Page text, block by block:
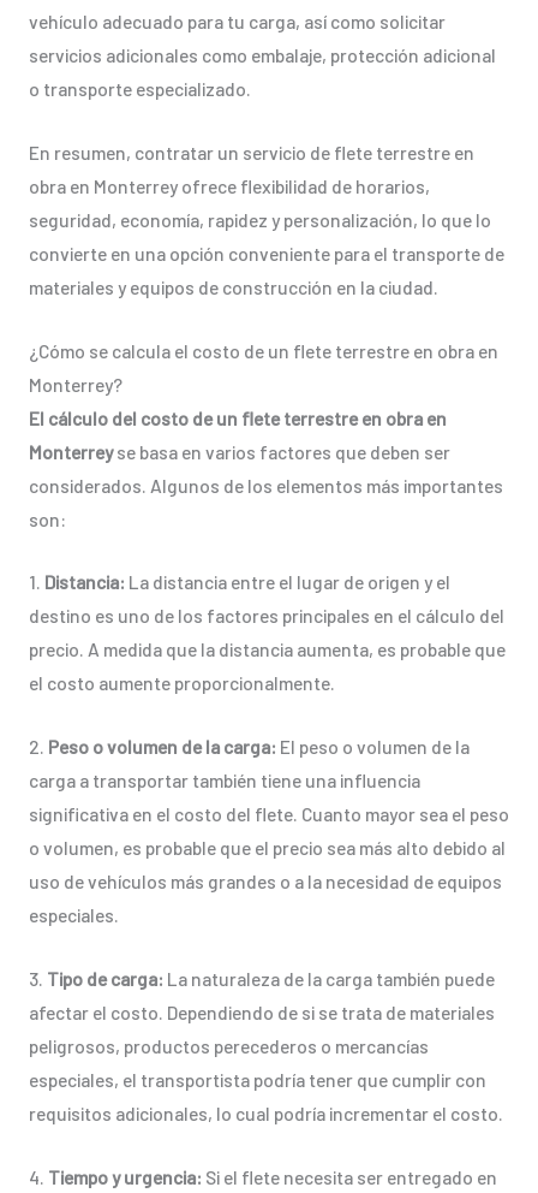
vehículo adecuado para tu carga, así como solicitar
servicios adicionales como embalaje, protección adicional
o transporte especializado.
En resumen, contratar un servicio de flete terrestre en
obra en Monterrey ofrece flexibilidad de horarios,
seguridad, economía, rapidez y personalización, lo que lo
convierte en una opción conveniente para el transporte de
materiales y equipos de construcción en la ciudad.
¿Cómo se calcula el costo de un flete terrestre en obra en
Monterrey?
El cálculo del costo de un flete terrestre en obra en
Monterreyse basa en varios factores que deben ser
considerados. Algunos de los elementos más importantes
son:
1. Distancia: La distancia entre el lugar de origen y el
destino es uno de los factores principales en el cálculo del
precio. A medida que la distancia aumenta, es probable que
el costo aumente proporcionalmente.
2. Peso o volumen de la carga: El peso o volumen de la
carga a transportar también tiene una influencia
significativa en el costo del flete. Cuanto mayor sea el peso
o volumen, es probable que el precio sea más alto debido al
uso de vehículos más grandes o a la necesidad de equipos
especiales.
3. Tipo de carga: La naturaleza de la carga también puede
afectar el costo. Dependiendo de si se trata de materiales
peligrosos, productos perecederos o mercancías
especiales, el transportista podría tener que cumplir con
requisitos adicionales, lo cual podría incrementar el costo.
4. Tiempo y urgencia: Si el flete necesita ser entregado en